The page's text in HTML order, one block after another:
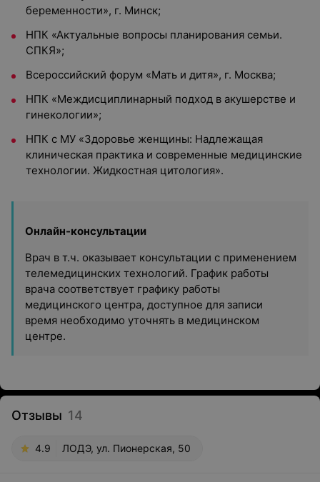
беременности», г. Минск;
НПК «Актуальные вопросы планирования семьи.
СПКЯ»;
Всероссийский форум «Мать и дитя», г. Москва;
НПК «Междисциплинарный подход в акушерстве и
гинекологии»;
НПК с МУ «Здоровье женщины: Надлежащая
клиническая практика и современные медицинские
технологии. Жидкостная цитология».
Онлайн-консультации
Врач в т.ч. оказывает консультации с применением
телемедицинских технологий. График работы
врача соответствует графику работы
медицинского центра, доступное для записи
время необходимо уточнять в медицинском
центре.
Отзывы 14
4.9 ЛОДЭ, ул. Пионерская, 50